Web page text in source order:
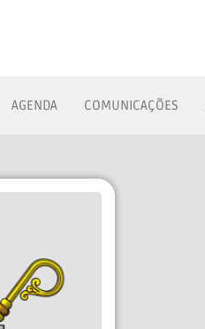
AGENDA COMUNICAÇÕES